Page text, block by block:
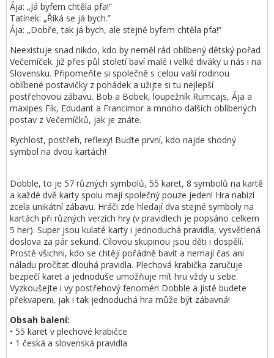
Ája: „Já byfem chtěla pfa!”
Tatínek: „Říká se já bych.”
Ája: „Dobře, tak já bych, ale stejně byfem chtěla pfa!”
Neexistuje snad nikdo, kdo by neměl rád oblíbený dětský pořad
Večerníček. Již přes půl století baví malé i velké diváky u nás i na
Slovensku. Připomeňte si společně s celou vaší rodinou
oblíbené postavičky z pohádek a užijte si tu nejlepší
postřehovou zábavu. Bob a Bobek, loupežník Rumcajs, Ája a
maxipes Fík, Edudant a Francimor a mnoho dalších oblíbených
postav z Večerníčků, jak je znáte.
Rychlost, postřeh, reflexy! Buďte první, kdo najde shodný
symbol na dvou kartách!
Dobble, to je 57 různých symbolů, 55 karet, 8 symbolů na kartě
a každé dvě karty spolu mají společný pouze jeden! Hra nabízí
zcela unikátní zábavu. Hráči zde hledají dva stejné symboly na
kartách při různých verzích hry (v pravidlech je popsáno celkem
5 her). Super jsou kulaté karty i jednoduchá pravidla, vysvětlená
doslova za pár sekund. Cílovou skupinou jsou děti i dospělí.
Prostě všichni, kdo se chtějí pořádně bavit a nemají čas ani
náladu pročítat dlouhá pravidla. Plechová krabička zaručuje
bezpečí karet a jednoduše umožňuje mít hru vždy u sebe.
Vyzkoušejte i vy postřehový fenomén Dobble a jistě budete
překvapeni, jak i tak jednoduchá hra může být zábavná!
Obsah balení:
• 55 karet v plechové krabičce
• 1 česká a slovenská pravidla